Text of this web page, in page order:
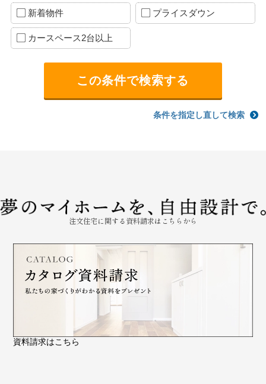
新着物件 プライスダウン
カースペース2台以上
条件を指定し直して検索
注文住宅に関する資料請求はこちらから
資料請求はこちら